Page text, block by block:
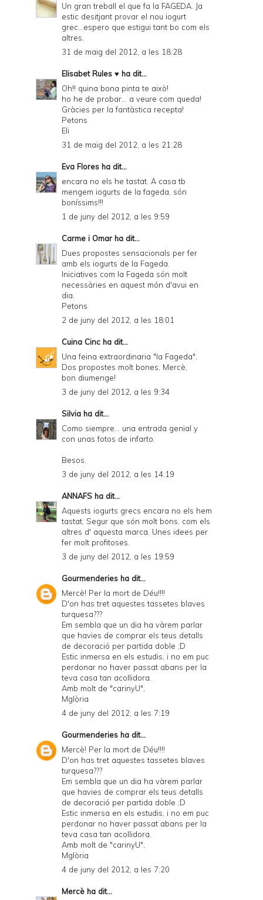
Un gran treball el que fa la FAGEDA. Ja
estic desitjant provar el nou iogurt
grec...espero que estigui tant bo com els
altres.
31 de maig del 2012, a les 18:28
Elisabet Rules ♥ ha dit...
Oh!! quina bona pinta te això!
ho he de probar... a veure com queda!
Gràcies per la fantàstica recepta!
Petons
Eli
31 de maig del 2012, a les 21:28
Eva Flores ha dit...
encara no els he tastat. A casa tb
mengem iogurts de la fageda, són
boníssims!!!
1 de juny del 2012, a les 9:59
Carme i Omar ha dit...
Dues propostes sensacionals per fer
amb els iogurts de la Fageda.
Iniciatives com la Fageda són molt
necessàries en aquest món d'avui en
dia.
Petons
2 de juny del 2012, a les 18:01
Cuina Cinc ha dit...
Una feina extraordinaria "la Fageda".
Dos propostes molt bones, Mercè,
bon diumenge!
3 de juny del 2012, a les 9:34
Silvia ha dit...
Como siempre... una entrada genial y
con unas fotos de infarto.
Besos.
3 de juny del 2012, a les 14:19
ANNAFS ha dit...
Aquests iogurts grecs encara no els hem
tastat. Segur que són molt bons, com els
altres d' aquesta marca. Unes idees per
fer molt profitoses.
3 de juny del 2012, a les 19:59
Gourmenderies ha dit...
Mercè! Per la mort de Déu!!!!
D'on has tret aquestes tassetes blaves
turquesa???
Em sembla que un dia ha vàrem parlar
que havies de comprar els teus detalls
de decoració per partida doble ;D
Estic inmersa en els estudis, i no em puc
perdonar no haver passat abans per la
teva casa tan acollidora.
Amb molt de "carinyU",
Mglòria
4 de juny del 2012, a les 7:19
Gourmenderies ha dit...
Mercè! Per la mort de Déu!!!!
D'on has tret aquestes tassetes blaves
turquesa???
Em sembla que un dia ha vàrem parlar
que havies de comprar els teus detalls
de decoració per partida doble ;D
Estic inmersa en els estudis, i no em puc
perdonar no haver passat abans per la
teva casa tan acollidora.
Amb molt de "carinyU",
Mglòria
4 de juny del 2012, a les 7:20
Mercè ha dit...